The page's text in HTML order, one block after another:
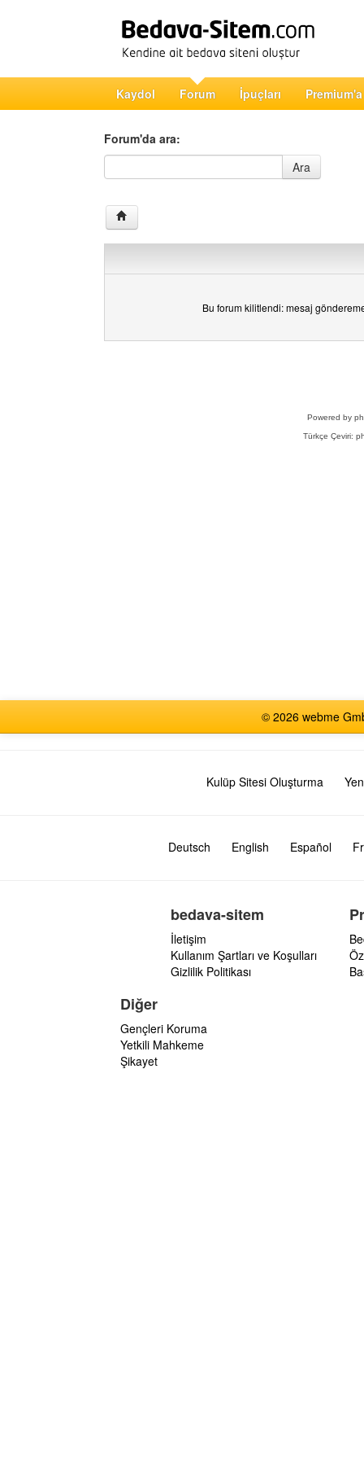
Kaydol Forum İpuçları
Forum'da ara:
Forum'da ara
Ara
Bu forum kilitlendi: mesaj
Powered by
Türkçe Çeviri:
© 2026 webme
Kulüp Sitesi Oluşturma
Deutsch English Español
bedava-sitem
İletişim
Kullanım Şartları ve Koşulları
Gizlilik Politikası
Diğer
Gençleri Koruma
Yetkili Mahkeme
Şikayet